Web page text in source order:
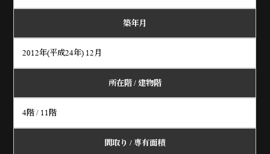
築年月
2012年(平成24年) 12月
所在階 / 建物階
4階 / 11階
間取り / 専有面積